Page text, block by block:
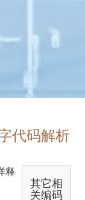
代码解析
释
其它相
关编码